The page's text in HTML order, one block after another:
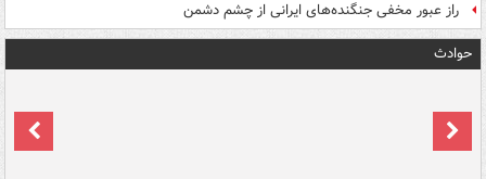
راز عبور مخفی جنگنده‌های ایرانی از چشم دشمن
حوادث